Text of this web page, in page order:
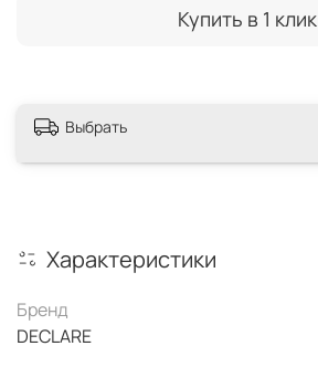
Купить в 1 клик
Выбрать
Характеристики
Бренд
DECLARE